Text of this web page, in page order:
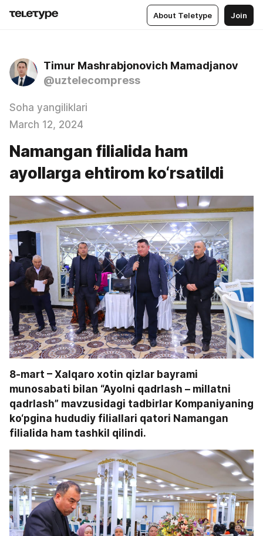
About Teletype Join
Timur Mashrabjonovich Mamadjanov
@uztelecompress
Soha yangiliklari
March 12, 2024
Namangan filialida ham
ayollarga ehtirom ko‘rsatildi
8-mart – Xalqaro xotin qizlar bayrami
munosabati bilan “Ayolni qadrlash – millatni
qadrlash” mavzusidagi tadbirlar Kompaniyaning
ko‘pgina hududiy filiallari qatori Namangan
filialida ham tashkil qilindi.